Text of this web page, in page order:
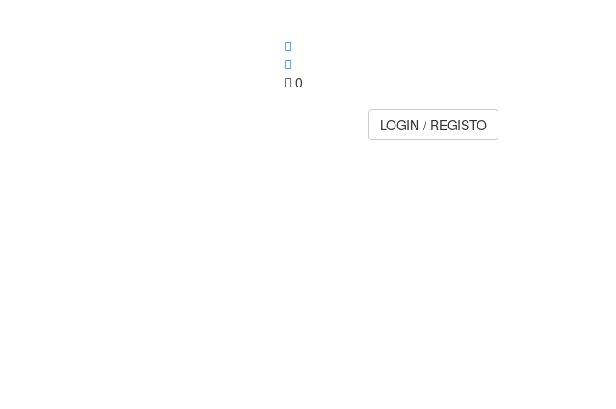
0
LOGIN / REGISTO